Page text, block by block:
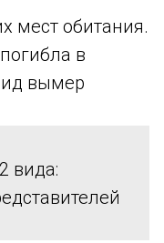
мест обитания.
в
вымер
вида: